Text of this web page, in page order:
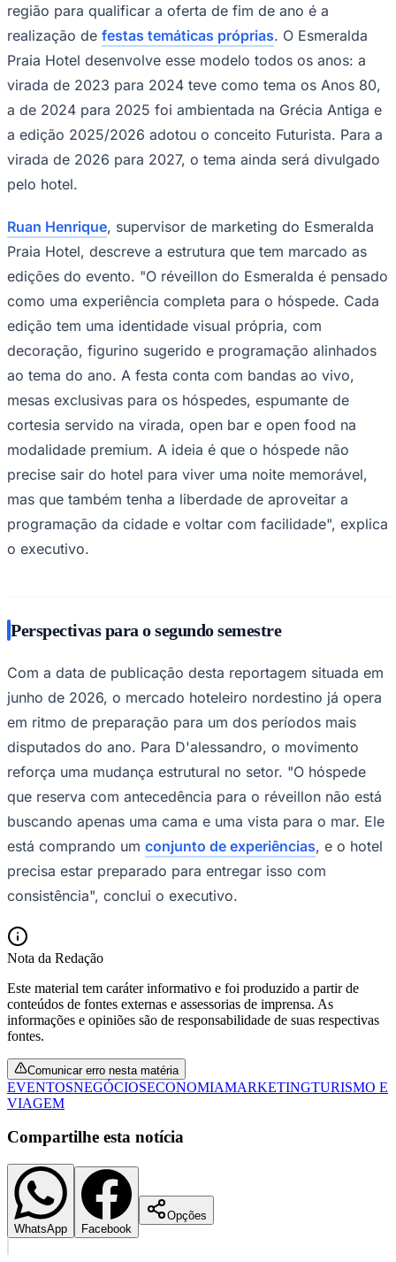
Flamengo
Fluminense
Vasco
região para qualificar a oferta de fim de ano é a
realização de festas temáticas próprias. O Esmeralda
Praia Hotel desenvolve esse modelo todos os anos: a
virada de 2023 para 2024 teve como tema os Anos 80,
a de 2024 para 2025 foi ambientada na Grécia Antiga e
a edição 2025/2026 adotou o conceito Futurista. Para a
virada de 2026 para 2027, o tema ainda será divulgado
pelo hotel.
Ruan Henrique, supervisor de marketing do Esmeralda
Praia Hotel, descreve a estrutura que tem marcado as
edições do evento. "O réveillon do Esmeralda é pensado
como uma experiência completa para o hóspede. Cada
edição tem uma identidade visual própria, com
decoração, figurino sugerido e programação alinhados
ao tema do ano. A festa conta com bandas ao vivo,
mesas exclusivas para os hóspedes, espumante de
cortesia servido na virada, open bar e open food na
modalidade premium. A ideia é que o hóspede não
precise sair do hotel para viver uma noite memorável,
mas que também tenha a liberdade de aproveitar a
programação da cidade e voltar com facilidade", explica
o executivo.
Perspectivas para o segundo semestre
Com a data de publicação desta reportagem situada em
junho de 2026, o mercado hoteleiro nordestino já opera
em ritmo de preparação para um dos períodos mais
disputados do ano. Para D'alessandro, o movimento
reforça uma mudança estrutural no setor. "O hóspede
que reserva com antecedência para o réveillon não está
buscando apenas uma cama e uma vista para o mar. Ele
está comprando um conjunto de experiências, e o hotel
precisa estar preparado para entregar isso com
consistência", conclui o executivo.
Nota da Redação
Este material tem caráter informativo e foi produzido a partir de
conteúdos de fontes externas e assessorias de imprensa. As
informações e opiniões são de responsabilidade de suas respectivas
fontes.
Comunicar erro nesta matéria
EVENTOSNEGÓCIOSECONOMIAMARKETINGTURISMO E
VIAGEM
Compartilhe esta notícia
WhatsApp Facebook
Opções